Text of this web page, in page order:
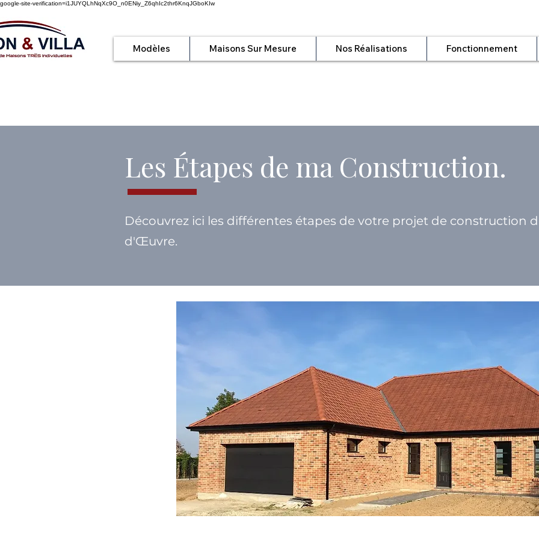
google-site-verification=i1JUYQLhNqXc9O_n0ENiy_Z6qhIc2thr6KnqJGboKIw
Modèles Maisons Sur Mesure Nos Réalisations Fonctionnement
Les Étapes de ma Construction.
Découvrez ici les différentes étapes de votre projet de construction
d'Œuvre.